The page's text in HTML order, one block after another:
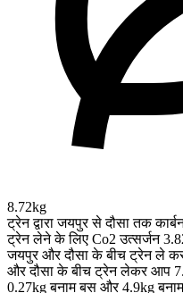
8.72kg
ट्रेन द्वारा जयपुर से दौसा तक
ट्रेन लेने के लिए Co2 उत्सर्जन
जयपुर और दौसा के बीच ट्रेन ले
और दौसा के बीच ट्रेन लेकर आप
0.27kg बनाम बस और 4.9kg